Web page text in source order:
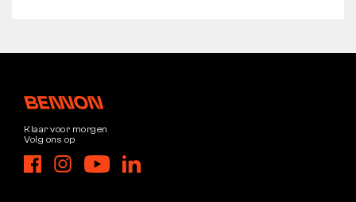
Klaar voor morgen
Volg ons op